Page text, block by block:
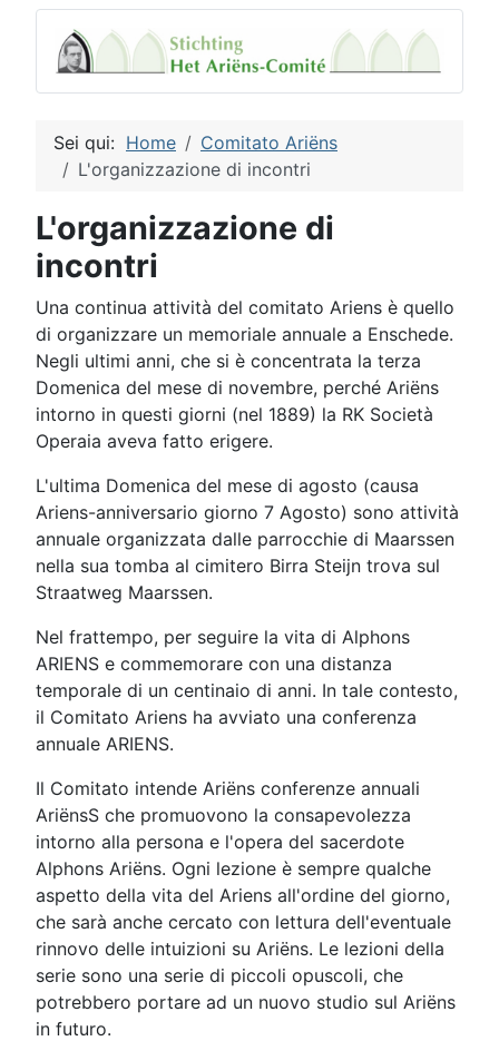
Sei qui: Home
Comitato Ariëns
L'organizzazione di incontri
L'organizzazione di
incontri
Una continua attività del comitato Ariens è quello
di organizzare un memoriale annuale a Enschede.
Negli ultimi anni, che si è concentrata la terza
Domenica del mese di novembre, perché Ariëns
intorno in questi giorni (nel 1889) la RK Società
Operaia aveva fatto erigere.
L'ultima Domenica del mese di agosto (causa
Ariens-anniversario giorno 7 Agosto) sono attività
annuale organizzata dalle parrocchie di Maarssen
nella sua tomba al cimitero Birra Steijn trova sul
Straatweg Maarssen.
Nel frattempo, per seguire la vita di Alphons
ARIENS e commemorare con una distanza
temporale di un centinaio di anni. In tale contesto,
il Comitato Ariens ha avviato una conferenza
annuale ARIENS.
Il Comitato intende Ariëns conferenze annuali
AriënsS che promuovono la consapevolezza
intorno alla persona e l'opera del sacerdote
Alphons Ariëns. Ogni lezione è sempre qualche
aspetto della vita del Ariens all'ordine del giorno,
che sarà anche cercato con lettura dell'eventuale
rinnovo delle intuizioni su Ariëns. Le lezioni della
serie sono una serie di piccoli opuscoli, che
potrebbero portare ad un nuovo studio sul Ariëns
in futuro.